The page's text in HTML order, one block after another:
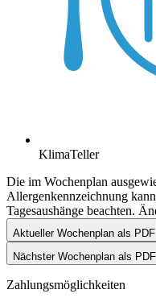
KlimaTeller
Die im Wochenplan
Allergenkennzeichnung
Tagesaushänge beachten.
Aktueller Wochenplan als PDF
Nächster Wochenplan als PDF
Zahlungsmöglichkeiten